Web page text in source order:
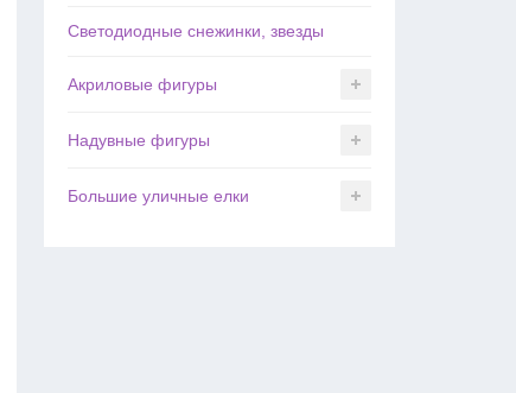
Светодиодные снежинки, звезды
Акриловые фигуры
Надувные фигуры
Большие уличные елки